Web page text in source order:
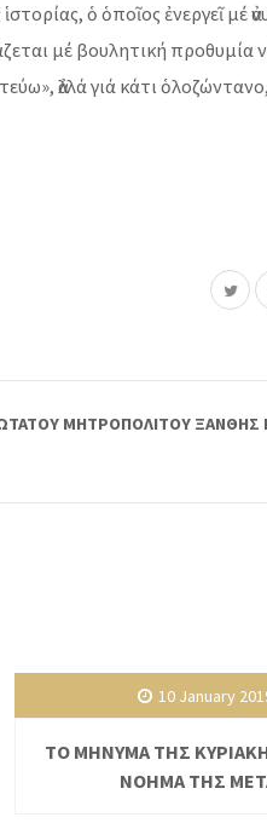
ὁ ὁποῖος ἐνεργεῖ μέ
μέ βουλητική προθυμία
ἀλλά γιά κάτι
ΜΗΤΡΟΠΟΛΙΤΟΥ ΞΑΝΘΗΣ
10 January
ΤΟ ΜΗΝΥΜΑ ΤΗΣ
ΝΟΗΜΑ ΤΗΣ